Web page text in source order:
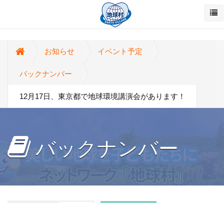
お知らせ イベント予定
バックナンバー
12月17日、東京都で地球環境講演会があります！
バックナンバー